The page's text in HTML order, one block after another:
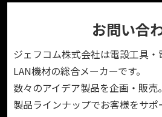
お問い合
ジェフコム株式会社は電設工具・
LAN機材の総合メーカーです。
数々のアイデア製品を企画・販
製品ラインナップでお客様をサポ